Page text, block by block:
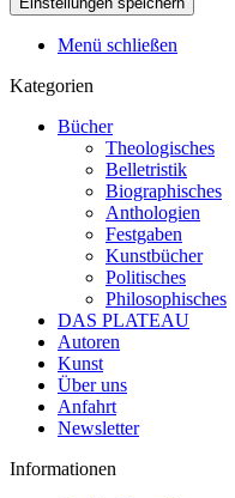
Menü schließen
Kategorien
Bücher
Theologisches
Belletristik
Biographisches
Anthologien
Festgaben
Kunstbücher
Politisches
Philosophisches
DAS PLATEAU
Autoren
Kunst
Über uns
Anfahrt
Newsletter
Informationen